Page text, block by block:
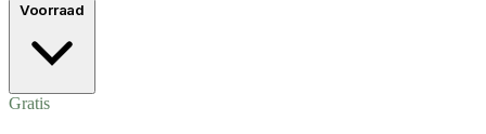
Voorraad
Gratis